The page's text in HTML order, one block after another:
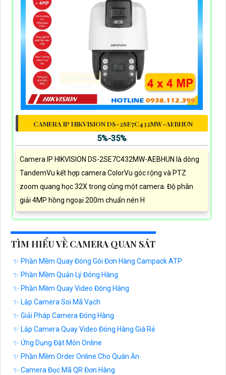
CAMERA IP HIKVISION DS-2SE7C432MW-AEBHUN
5%-35%
Camera IP HIKVISION DS-2SE7C432MW-AEBHUN là dòng
TandemVu kết hợp camera ColorVu góc rộng và PTZ
zoom quang học 32X trong cùng một camera. Độ phân
giải 4MP hồng ngoại 200m chuẩn nén H
TÌM HIỂU VỀ CAMERA QUAN SÁT
✨ Phần Mềm Quay Đóng Gói Đơn Hàng Campack ATP
✨ Phần Mềm Quản Lý Đóng Hàng
✨ Phần Mềm Quay Video Đóng Hàng
✨ Lắp Camera Soi Mã Vạch
✨ Giải Pháp Camera Đóng Hàng
✨ Lắp Camera Quay Video Đóng Hàng Giá Rẻ
✨ Ứng Dụng Đặt Món Online
✨ Phần Mềm Order Online Cho Quán Ăn
✨ Camera Đọc Mã QR Đơn Hàng